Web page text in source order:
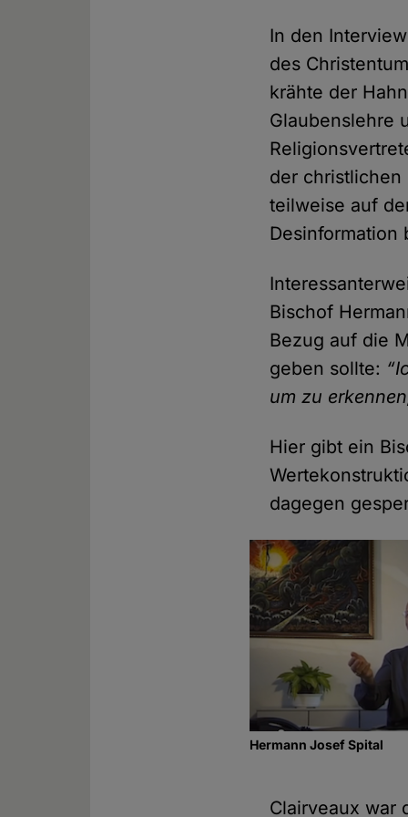
In den
des
krähte der
Glaubenslehre
der christlichen
teilweise auf
Desinformation
Bischof
Bezug auf die
geben sollte:
um zu
Hier gibt ein
dagegen
Hermann Josef Spital
Clairveaux war